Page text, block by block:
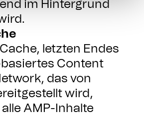
im Hintergrund
letzten Endes
Content
das von
wird,
AMP-Inhalte